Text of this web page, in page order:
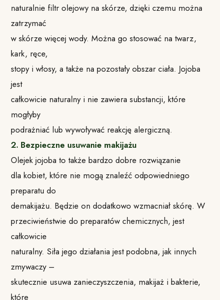
naturalnie filtr olejowy na skórze, dzięki czemu można
zatrzymać
w skórze więcej wody. Można go stosować na twarz,
kark, ręce,
stopy i włosy, a także na pozostały obszar ciała. Jojoba
jest
całkowicie naturalny i nie zawiera substancji, które
mogłyby
podrażniać lub wywoływać reakcję alergiczną.
2. Bezpieczne usuwanie makijażu
Olejek jojoba to także bardzo dobre rozwiązanie
dla kobiet, które nie mogą znaleźć odpowiedniego
preparatu do
demakijażu. Będzie on dodatkowo wzmacniał skórę. W
przeciwieństwie do preparatów chemicznych, jest
całkowicie
naturalny. Siła jego działania jest podobna, jak innych
zmywaczy –
skutecznie usuwa zanieczyszczenia, makijaż i bakterie,
które